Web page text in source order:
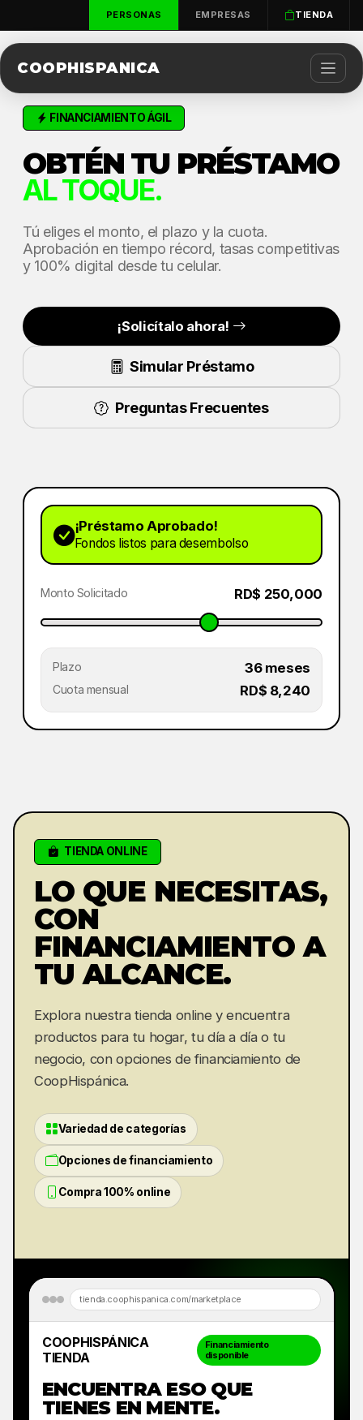
PERSONAS EMPRESAS TIENDA
COOPHISPANICA
FINANCIAMIENTO ÁGIL
OBTÉN TU PRÉSTAMO
AL TOQUE.
Tú eliges el monto, el plazo y la cuota.
Aprobación en tiempo récord, tasas competitivas
y 100% digital desde tu celular.
¡Solicítalo ahora!
Simular Préstamo
Preguntas Frecuentes
¡Préstamo Aprobado!
Fondos listos para desembolso
Monto Solicitado RD$ 250,000
Plazo 36 meses
Cuota mensual RD$ 8,240
TIENDA ONLINE
LO QUE NECESITAS,
CON
FINANCIAMIENTO A
TU ALCANCE.
Explora nuestra tienda online y encuentra
productos para tu hogar, tu día a día o tu
negocio, con opciones de financiamiento de
CoopHispánica.
Variedad de categorías
Opciones de financiamiento
Compra 100% online
tienda.coophispanica.com/marketplace
COOPHISPÁNICA
TIENDA
Financiamiento
disponible
ENCUENTRA ESO QUE
TIENES EN MENTE.